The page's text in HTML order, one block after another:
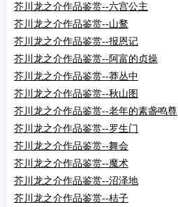
芥川龙之介作品鉴赏--六宫公主
芥川龙之介作品鉴赏--山鹜
芥川龙之介作品鉴赏--报恩记
芥川龙之介作品鉴赏--阿富的贞操
芥川龙之介作品鉴赏--莽丛中
芥川龙之介作品鉴赏--秋山图
芥川龙之介作品鉴赏--老年的素盏鸣尊
芥川龙之介作品鉴赏--罗生门
芥川龙之介作品鉴赏--舞会
芥川龙之介作品鉴赏--魔术
芥川龙之介作品鉴赏--沼泽地
芥川龙之介作品鉴赏--桔子